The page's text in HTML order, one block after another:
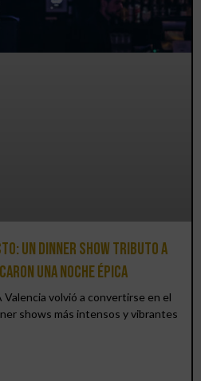
un Dinner Show Tributo a
una noche épica
Valencia volvió a convertirse en el
shows más intensos y vibrantes